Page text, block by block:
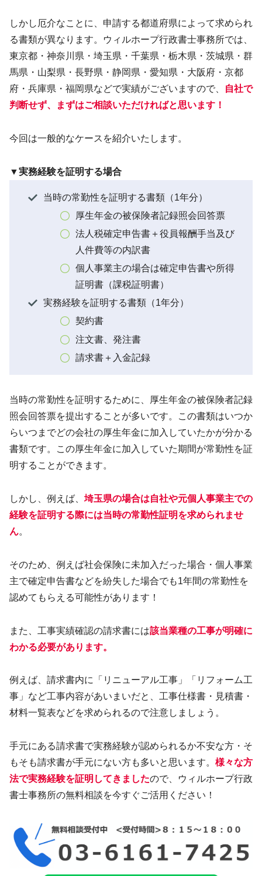
しかし厄介なことに、申請する都道府県によって求められ
る書類が異なります。ウィルホープ行政書士事務所では、
東京都・神奈川県・埼玉県・千葉県・栃木県・茨城県・群
馬県・山梨県・長野県・静岡県・愛知県・大阪府・京都
府・兵庫県・福岡県などで実績がございますので、
自社で
判断せず、まずはご相談いただければと思います！
今回は一般的なケースを紹介いたします。
▼実務経験を証明する場合
当時の常勤性を証明する書類（1年分）
厚生年金の被保険者記録照会回答票
法人税確定申告書＋役員報酬手当及び
人件費等の内訳書
個人事業主の場合は確定申告書や所得
証明書（課税証明書）
実務経験を証明する書類（1年分）
契約書
注文書、発注書
請求書＋入金記録
当時の常勤性を証明するために、厚生年金の被保険者記録
照会回答票を提出することが多いです。この書類はいつか
らいつまでどの会社の厚生年金に加入していたかが分かる
書類です。この厚生年金に加入していた期間が常勤性を証
明することができます。
しかし、例えば、 埼玉県の場合は自社や元個人事業主での
経験を証明する際には当時の常勤性証明を求められませ
ん。
そのため、例えば社会保険に未加入だった場合・個人事業
主で確定申告書などを紛失した場合でも1年間の常勤性を
認めてもらえる可能性があります！
また、工事実績確認の請求書には該当業種の工事が明確に
わかる必要があります。
例えば、請求書内に「リニューアル工事」「リフォーム工
事」など工事内容があいまいだと、工事仕様書・見積書・
材料一覧表などを求められるので注意しましょう。
手元にある請求書で実務経験が認められるか不安な方・そ
もそも請求書が手元にない方も多いと思います。 様々な方
法で実務経験を証明してきましたので、ウィルホープ行政
書士事務所の無料相談を今すぐご活用ください！